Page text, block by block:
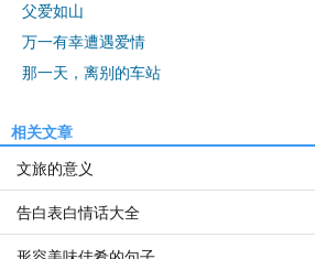
父爱如山
万一有幸遭遇爱情
那一天，离别的车站
相关文章
文旅的意义
告白表白情话大全